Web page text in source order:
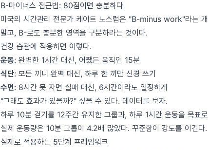
B-마이너스 접근법: 80점이면 충분하다
미국의 시간관리 전문가 케이트 노스럽은 "B-minus work"라는
말고, B-로도 충분한 영역을 구분하라는 것이다.
건강 습관에 적용하면 이렇다.
운동: 완벽한 1시간 대신, 어쨌든 움직인 15분
식단: 모든 끼니 완벽 대신, 하루 한 끼만 신경 쓰기
수면: 8시간 못 자면 실패 대신, 6시간이라도 일정하게
"그래도 효과가 있을까?" 싶을 수 있다. 데이터를 보자.
하루 10분 걷기를 12주간 유지한 그룹과, 하루 1시간 운동을 목표
실제 운동량은 10분 그룹이 4.2배 많았다. 꾸준함이 강도를 이긴다.
실제로 적용하는 5단계 프레임워크